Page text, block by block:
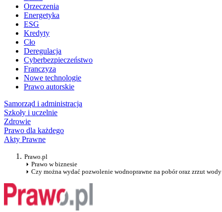
Orzeczenia
Energetyka
ESG
Kredyty
Cło
Deregulacja
Cyberbezpieczeństwo
Franczyza
Nowe technologie
Prawo autorskie
Samorząd i administracja
Szkoły i uczelnie
Zdrowie
Prawo dla każdego
Akty Prawne
Prawo.pl
Prawo w biznesie
Czy można wydać pozwolenie wodnoprawne na pobór oraz zrzut